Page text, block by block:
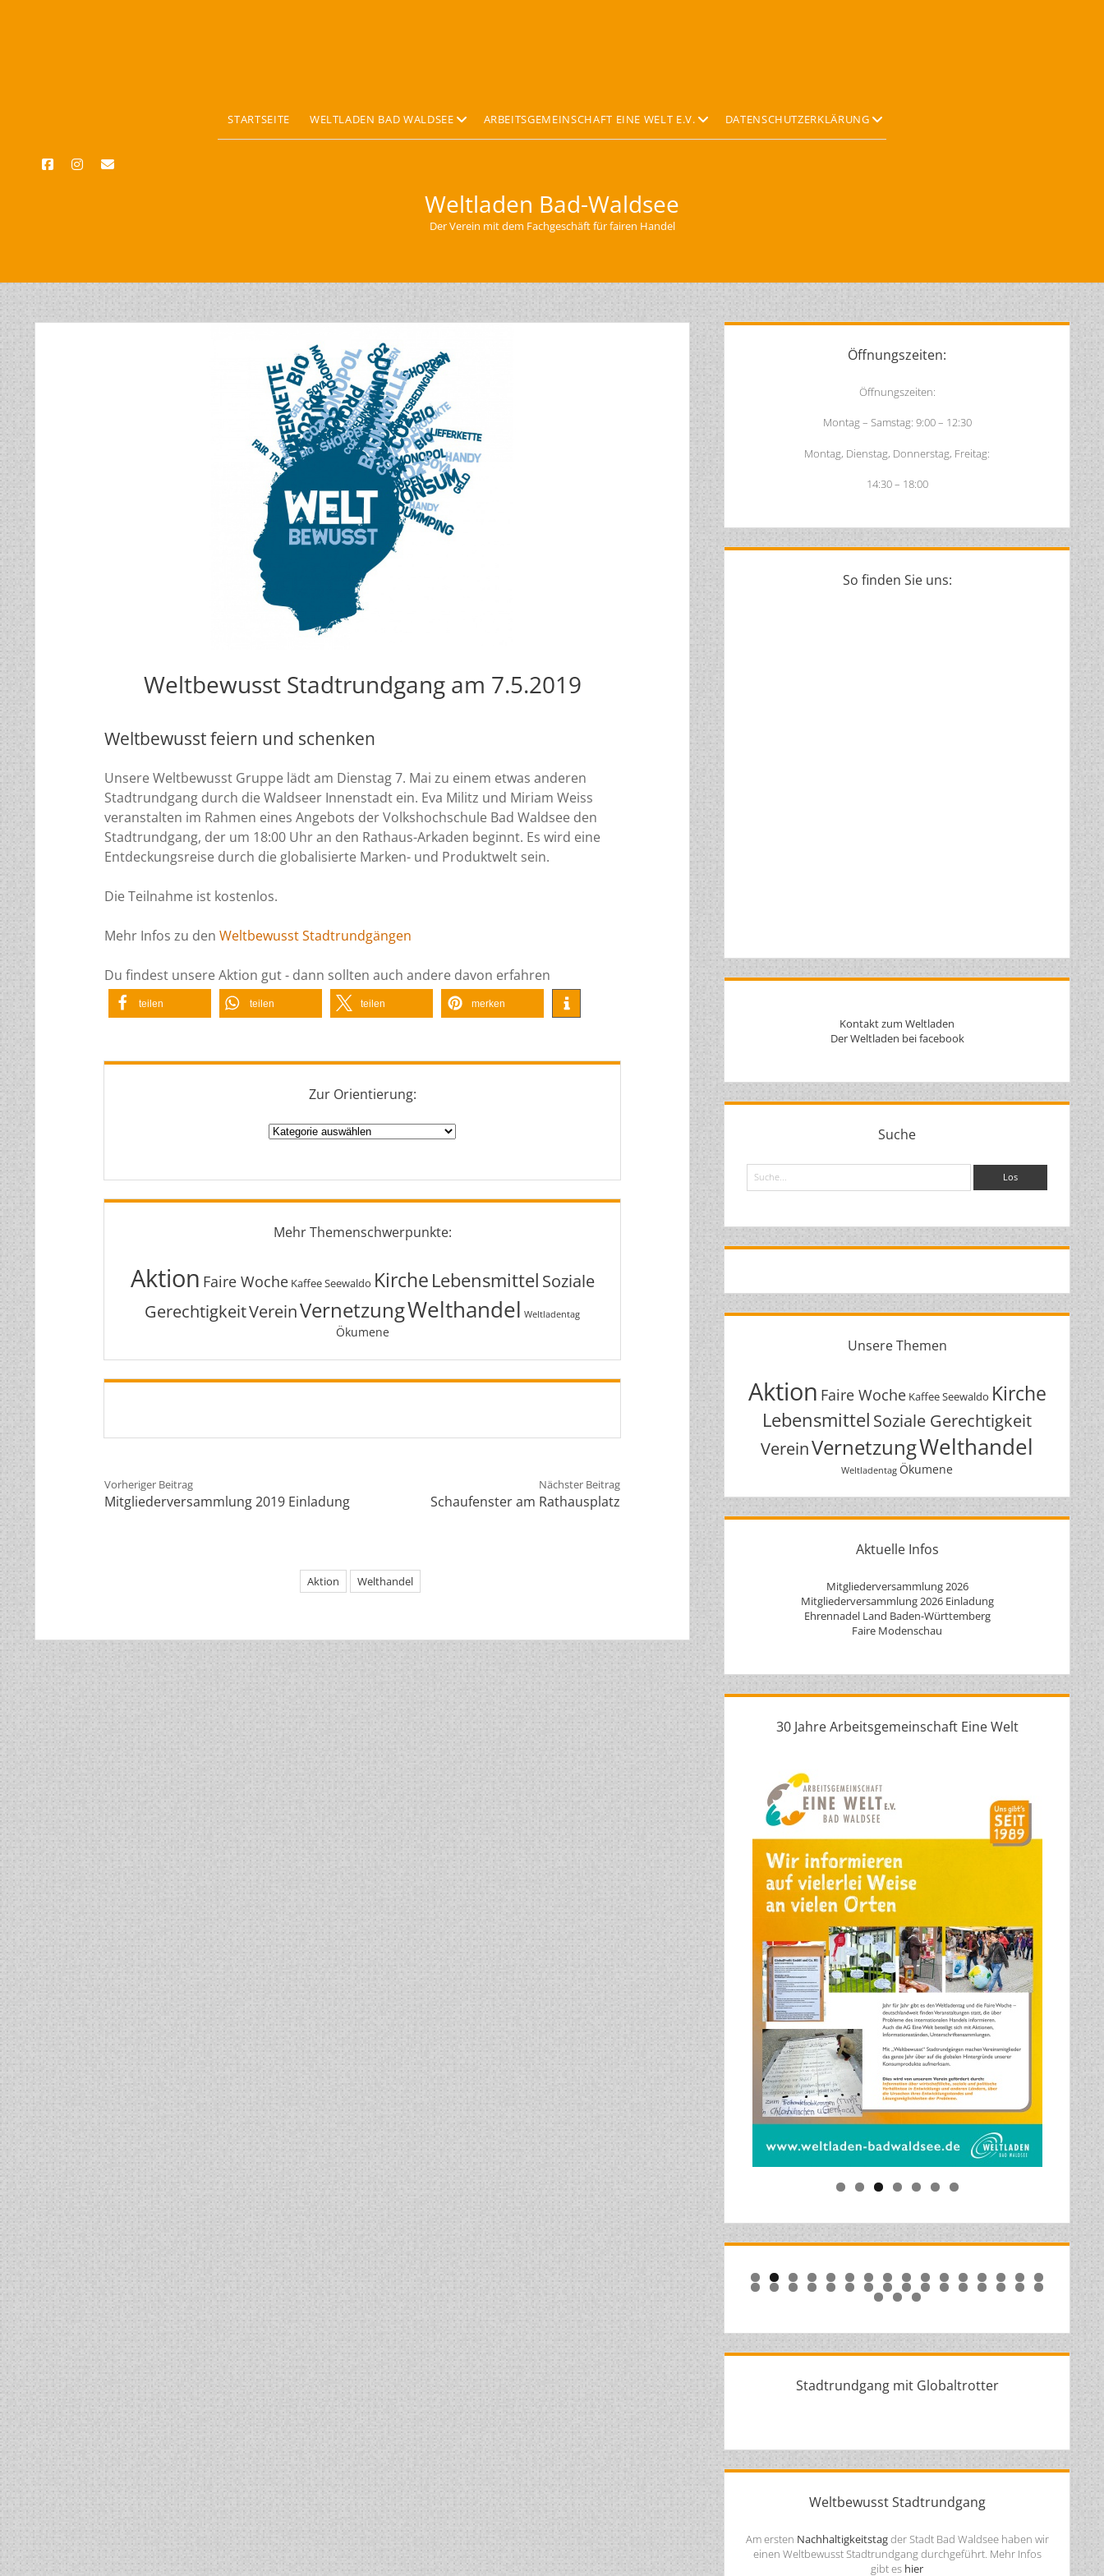
facebookinstagram
email
Weltladen Bad-Waldsee
Der Verein mit dem Fachgeschäft für fairen Handel
STARTSEITE WELTLADEN BAD WALDSEE Offene
Down-
ARBEITSGEMEINSCHAFT EINE WELT E.V. Offene
Down-
DATENSCHUTZERKLÄRUNG Offene
Down-
Weltbewusst Stadtrundgang am 7.5.2019
Weltbewusst feiern und schenken
Unsere Weltbewusst Gruppe lädt am Dienstag 7. Mai zu einem etwas anderen
Stadtrundgang durch die Waldseer Innenstadt ein. Eva Militz und Miriam Weiss
veranstalten im Rahmen eines Angebots der Volkshochschule Bad Waldsee den
Stadtrundgang, der um 18:00 Uhr an den Rathaus-Arkaden beginnt. Es wird eine
Entdeckungsreise durch die globalisierte Marken- und Produktwelt sein.
Die Teilnahme ist kostenlos.
Mehr Infos zu den Weltbewusst Stadtrundgängen
Du findest unsere Aktion gut - dann sollten auch andere davon erfahren
teilen teilen teilen merken
Zur Orientierung:
Zur
Mehr Themenschwerpunkte:
Aktion Faire Woche Kaffee Seewaldo Kirche Lebensmittel Soziale
GerechtigkeitVereinVernetzungWelthandel Weltladentag
Ökumene
Vorheriger Beitrag
Mitgliederversammlung 2019 Einladung
Nächster Beitrag
Schaufenster am Rathausplatz
Aktion Welthandel
Sidebar
Öffnungszeiten:
Öffnungszeiten:
Montag – Samstag: 9:00 – 12:30
Montag, Dienstag, Donnerstag, Freitag:
14:30 – 18:00
So finden Sie uns:
Kontakt zum Weltladen
Der Weltladen bei facebook
Suche
Suche
Unsere Themen
Aktion Faire Woche Kaffee Seewaldo Kirche
Lebensmittel Soziale Gerechtigkeit
VereinVernetzungWelthandel
Weltladentag Ökumene
Aktuelle Infos
Mitgliederversammlung 2026
Mitgliederversammlung 2026 Einladung
Ehrennadel Land Baden-Württemberg
Faire Modenschau
30 Jahre Arbeitsgemeinschaft Eine Welt
0 1 2 3 4 5 6
7 8 9 0 1 2 3 4 5 6 7 8 9 0 1 2
3 4 5
Stadtrundgang mit Globaltrotter
Weltbewusst Stadtrundgang
Am ersten Nachhaltigkeitstagder Stadt Bad Waldsee haben wir
einen Weltbewusst Stadtrundgang durchgeführt. Mehr Infos
gibt es hier